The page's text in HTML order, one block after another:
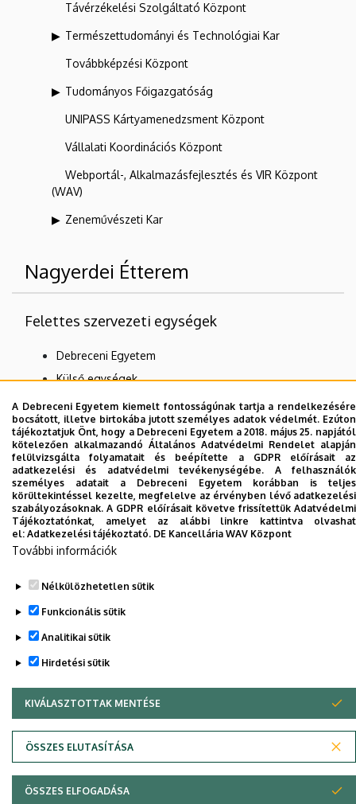
Távérzékelési Szolgáltató Központ
Természettudományi és Technológiai Kar
Továbbképzési Központ
Tudományos Főigazgatóság
UNIPASS Kártyamenedzsment Központ
Vállalati Koordinációs Központ
Webportál-, Alkalmazásfejlesztés és VIR Központ
(WAV)
Zeneművészeti Kar
Nagyerdei Étterem
Felettes szervezeti egységek
Debreceni Egyetem
Külső egységek
Egyetemi Vendéglátó Hálózat
Dolgozói adatmódosítás igénylése a DE
telefonkönyvében|Külső személyek rögzítése a
DE telefonkönyvében|Súgó|Hibabejelentés
Szerzői jog © 2026 Unideb
A Debreceni Egyetem kiemelt fontosságúnak tartja a rendelkezésére
bocsátott, illetve birtokába jutott személyes adatok védelmét. Ezúton
tájékoztatjuk Önt, hogy a Debreceni Egyetem a 2018. május 25. napjától
kötelezően alkalmazandó Általános Adatvédelmi Rendelet alapján
felülvizsgálta folyamatait és beépítette a GDPR előírásait az
adatkezelési és adatvédelmi tevékenységébe. A felhasználók
személyes adatait a Debreceni Egyetem korábban is teljes
körültekintéssel kezelte, megfelelve az érvényben lévő adatkezelési
szabályozásoknak. A GDPR előírásait követve frissítettük Adatvédelmi
Tájékoztatónkat, amelyet az alábbi linkre kattintva olvashat
el: Adatkezelési tájékoztató. DE Kancellária WAV Központ
További információk
Nélkülözhetetlen sütik
Funkcionális sütik
Analitikai sütik
Hirdetési sütik
KIVÁLASZTOTTAK MENTÉSE
ÖSSZES ELUTASÍTÁSA
WITHDRAW CONSENT
ÖSSZES ELFOGADÁSA